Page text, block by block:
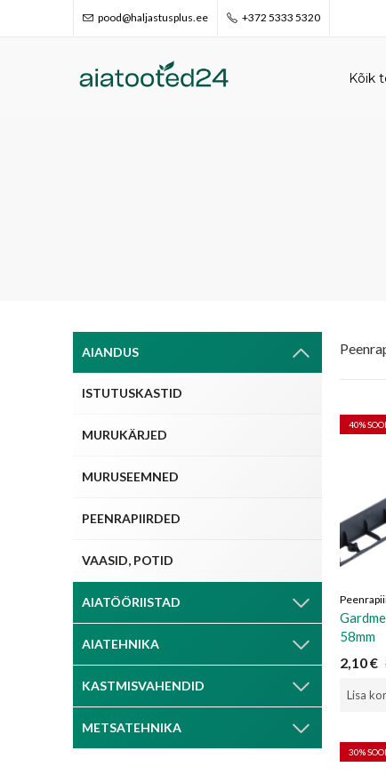
pood@haljastusplus.ee +372 5333 5320
Kõik
40%
58mm
2,10€
Lisa
30%
AIANDUS
ISTUTUSKASTID
MURUKÄRJED
MURUSEEMNED
PEENRAPIIRDED
VAASID, POTID
AIATÖÖRIISTAD
AIATEHNIKA
KASTMISVAHENDID
METSATEHNIKA